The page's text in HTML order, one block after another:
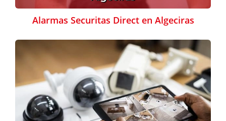
Alarmas Securitas Direct en Algeciras